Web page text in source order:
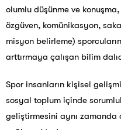
olumlu düşünme ve
özgüven, komünikasyon,
misyon belirleme)
arttırmaya çalışan bilim
Spor insanların kişisel
sosyal toplum içinde
geliştirmesini aynı zamanda